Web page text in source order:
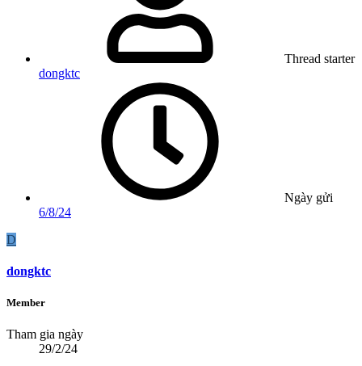
Thread starter
dongktc
Ngày gửi
6/8/24
D
dongktc
Member
Tham gia ngày
29/2/24